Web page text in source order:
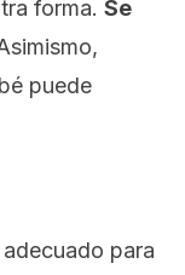
forma. Se
puede
para